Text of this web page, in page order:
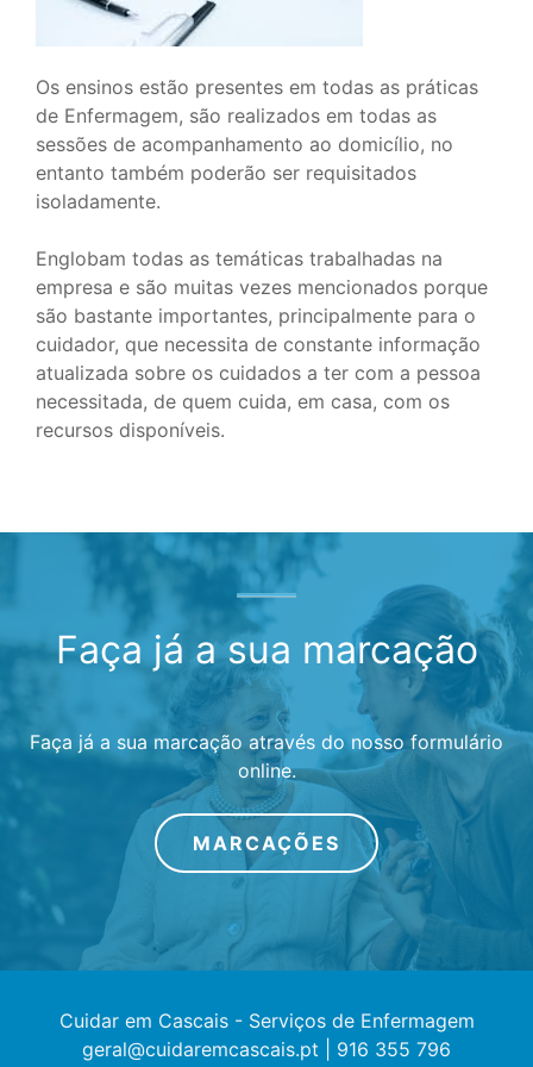
Os ensinos estão presentes em todas as práticas
de Enfermagem, são realizados em todas as
sessões de acompanhamento ao domicílio, no
entanto também poderão ser requisitados
isoladamente.
Englobam todas as temáticas trabalhadas na
empresa e são muitas vezes mencionados porque
são bastante importantes, principalmente para o
cuidador, que necessita de constante informação
atualizada sobre os cuidados a ter com a pessoa
necessitada, de quem cuida, em casa, com os
recursos disponíveis.
Faça já a sua marcação
Faça já a sua marcação através do nosso formulário
online.
MARCAÇÕES
Cuidar em Cascais- Serviços de Enfermagem
geral@cuidaremcascais.pt
916 355 796